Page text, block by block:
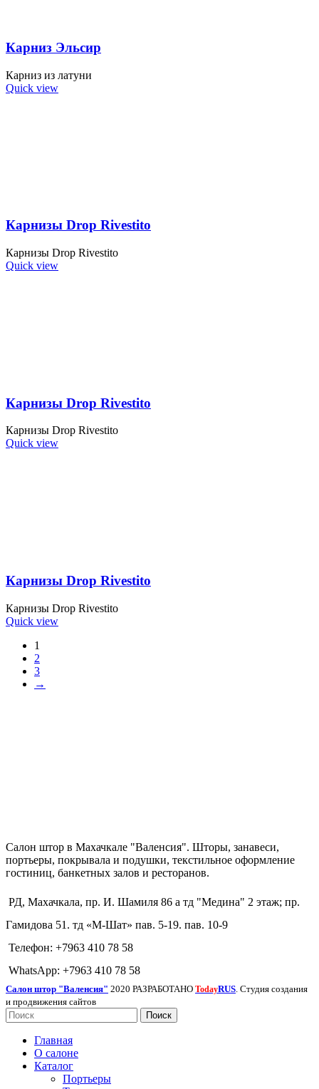
Карниз Эльсир
Карниз из латуни
Quick view
Карнизы Drop Rivestito
Карнизы Drop Rivestito
Quick view
Карнизы Drop Rivestito
Карнизы Drop Rivestito
Quick view
Карнизы Drop Rivestito
Карнизы Drop Rivestito
Quick view
1
2
3
→
Салон штор в Махачкале "Валенсия". Шторы, занавеси,
портьеры, покрывала и подушки, текстильное оформление
гостиниц, банкетных залов и ресторанов.
РД, Махачкала, пр. И. Шамиля 86 а тд "Медина" 2 этаж; пр.
Гамидова 51. тд «М-Шат» пав. 5-19. пав. 10-9
Телефон: +7963 410 78 58
WhatsApp: +7963 410 78 58
Салон штор "Валенсия" 2020 РАЗРАБОТАНО TodayRUS . Студия создания
и продвижения сайтов
Поиск
Главная
О салоне
Каталог
Портьеры